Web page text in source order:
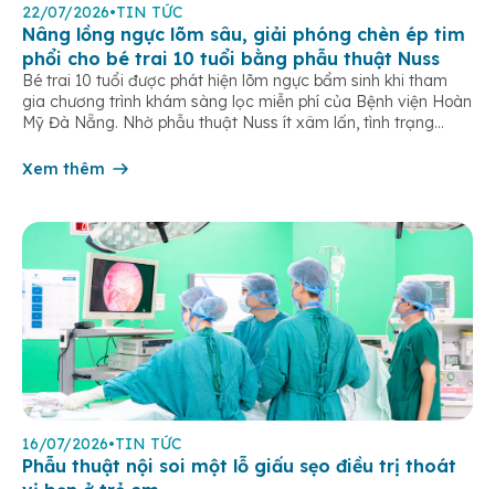
22/07/2026•TIN TỨC
Nâng lồng ngực lõm sâu, giải phóng chèn ép tim
phổi cho bé trai 10 tuổi bằng phẫu thuật Nuss
Bé trai 10 tuổi được phát hiện lõm ngực bẩm sinh khi tham
gia chương trình khám sàng lọc miễn phí của Bệnh viện Hoàn
Mỹ Đà Nẵng. Nhờ phẫu thuật Nuss ít xâm lấn, tình trạng
ngày điều trị. Lõm ngực […]
Xem thêm
16/07/2026•TIN TỨC
Phẫu thuật nội soi một lỗ giấu sẹo điều trị thoát